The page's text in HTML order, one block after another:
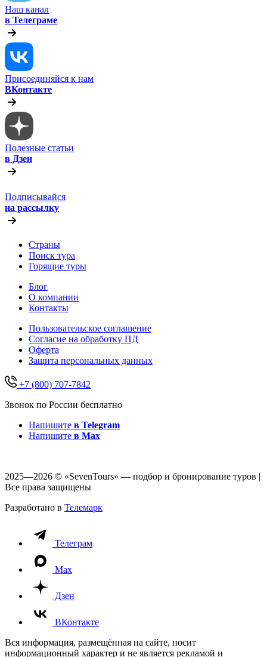
Наш канал
в Телеграме
Присоединяйся к нам
ВКонтакте
Полезные статьи
в Дзен
Подписывайся
на рассылку
Страны
Поиск тура
Горящие туры
Блог
О компании
Контакты
Пользовательское соглашение
Согласие на обработку ПД
Оферта
Защитa персональных данных
+7 (800) 707-7842
Звонок по России бесплатно
Напишите в Telegram
Напишите в Max
2025—2026 © «SevenTours» — подбор и бронирование туров |
Все права защищены
Разработано в Телемарк
Телеграм
Max
Дзен
ВКонтакте
Вся информация, размещённая на сайте, носит
информационный характер и не является рекламой и